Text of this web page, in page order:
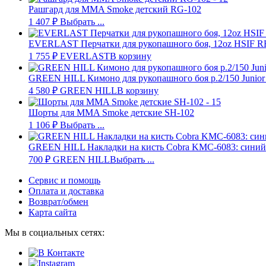
Рашгард для MMA Smoke детский RG-102
1 407 ₽ Выбрать ...
EVERLAST Перчатки для рукопашного боя, 12oz HSIF
1 755 ₽ EVERLASTВ корзину
GREEN HILL Кимоно для рукопашного боя р.2/150
4 580 ₽ GREEN HILLВ корзину
Шорты для MMA Smoke детские SH-102
1 106 ₽ Выбрать ...
GREEN HILL Накладки на кисть Cobra KMC-6083: синий
700 ₽ GREEN HILLВыбрать ...
Сервис и помощь
Оплата и доставка
Возврат/обмен
Карта сайта
Мы в социальных сетях: